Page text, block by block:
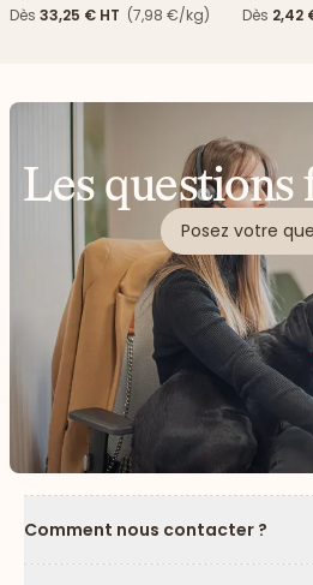
Dès 33,25 € HT (7,98 €/kg)
Dès 2,42
Les questions
Posez votre
Comment nous contacter ?